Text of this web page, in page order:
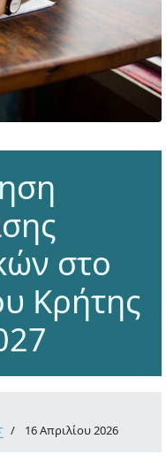
στο
Κρήτης
16 Απριλίου 2026